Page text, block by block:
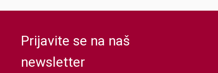
Prijavite se na naš
newsletter